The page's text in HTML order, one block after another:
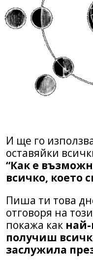
И ще го
оставяйки
“Как е
всичко, което
Пиша ти това
отговоря на
покажа как
получиш
заслужила